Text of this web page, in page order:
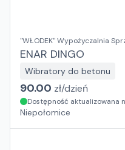
"WŁODEK" Wypożyczalnia
ENAR DINGO
Wibratory do betonu
90.00 zł/dzień
Dostępność aktualizowana
Niepołomice